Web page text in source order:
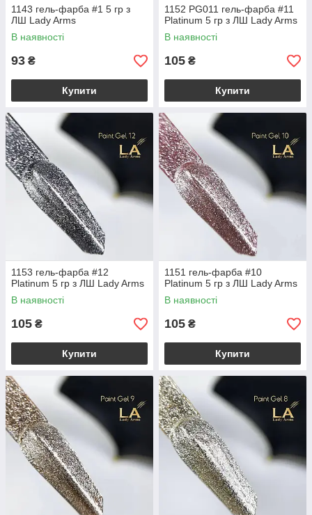
1143 гель-фарба #1 5 гр з
ЛШ Lady Arms
В наявності
93 ₴
Купити
1152 PG011 гель-фарба #11
Platinum 5 гр з ЛШ Lady Arms
В наявності
105 ₴
Купити
1153 гель-фарба #12
Platinum 5 гр з ЛШ Lady Arms
В наявності
105 ₴
Купити
1151 гель-фарба #10
Platinum 5 гр з ЛШ Lady Arms
В наявності
105 ₴
Купити